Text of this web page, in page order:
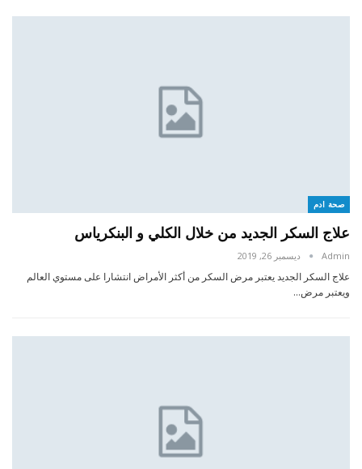
صحة ادم
علاج السكر الجديد من خلال الكلي و البنكرياس
Admin ديسمبر 26, 2019
علاج السكر الجديد يعتبر مرض السكر من أكثر الأمراض انتشارا على مستوي العالم
ويعتبر مرض…